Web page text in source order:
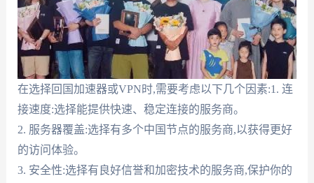
在选择回国加速器或VPN时,需要考虑以下几个因素:1. 连
接速度:选择能提供快速、稳定连接的服务商。
2. 服务器覆盖:选择有多个中国节点的服务商,以获得更好
的访问体验。
3. 安全性:选择有良好信誉和加密技术的服务商,保护你的